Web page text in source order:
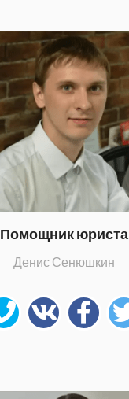
Помощник юриста
Денис Сенюшкин